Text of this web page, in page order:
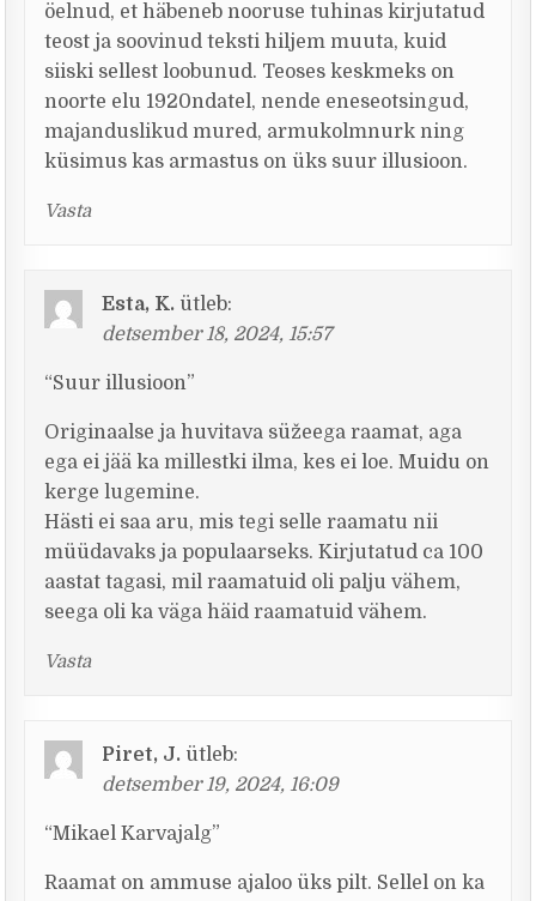
öelnud, et häbeneb nooruse tuhinas kirjutatud
teost ja soovinud teksti hiljem muuta, kuid
siiski sellest loobunud. Teoses keskmeks on
noorte elu 1920ndatel, nende eneseotsingud,
majanduslikud mured, armukolmnurk ning
küsimus kas armastus on üks suur illusioon.
Vasta
Esta, K. ütleb:
detsember 18, 2024, 15:57
“Suur illusioon”
Originaalse ja huvitava süžeega raamat, aga
ega ei jää ka millestki ilma, kes ei loe. Muidu on
kerge lugemine.
Hästi ei saa aru, mis tegi selle raamatu nii
müüdavaks ja populaarseks. Kirjutatud ca 100
aastat tagasi, mil raamatuid oli palju vähem,
seega oli ka väga häid raamatuid vähem.
Vasta
Piret, J. ütleb:
detsember 19, 2024, 16:09
“Mikael Karvajalg”
Raamat on ammuse ajaloo üks pilt. Sellel on ka